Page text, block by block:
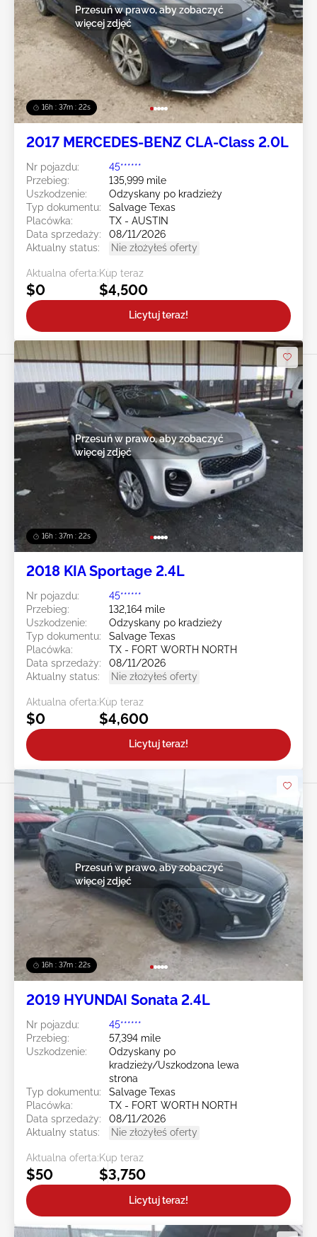
16h : 37m : 19s
Przesuń w prawo, aby zobaczyć
więcej zdjęć
2017 MERCEDES-BENZ CLA-Class 2.0L
Nr pojazdu:
45******
Przebieg:
135,999 mile
Uszkodzenie:
Odzyskany po kradzieży
Typ dokumentu:
Salvage Texas
Placówka:
TX - AUSTIN
Data sprzedaży:
08/11/2026
Aktualny status:
Nie złożyłeś oferty
Aktualna oferta:
$0
Kup teraz
$4,500
Licytuj teraz!
16h : 37m : 19s
Przesuń w prawo, aby zobaczyć
więcej zdjęć
2018 KIA Sportage 2.4L
Nr pojazdu:
45******
Przebieg:
132,164 mile
Uszkodzenie:
Odzyskany po kradzieży
Typ dokumentu:
Salvage Texas
Placówka:
TX - FORT WORTH NORTH
Data sprzedaży:
08/11/2026
Aktualny status:
Nie złożyłeś oferty
Aktualna oferta:
$0
Kup teraz
$4,600
Licytuj teraz!
16h : 37m : 19s
Przesuń w prawo, aby zobaczyć
więcej zdjęć
2019 HYUNDAI Sonata 2.4L
Nr pojazdu:
45******
Przebieg:
57,394 mile
Uszkodzenie:
Odzyskany po
kradzieży/Uszkodzona lewa
strona
Typ dokumentu:
Salvage Texas
Placówka:
TX - FORT WORTH NORTH
Data sprzedaży:
08/11/2026
Aktualny status:
Nie złożyłeś oferty
Aktualna oferta:
$50
Kup teraz
$3,750
Licytuj teraz!